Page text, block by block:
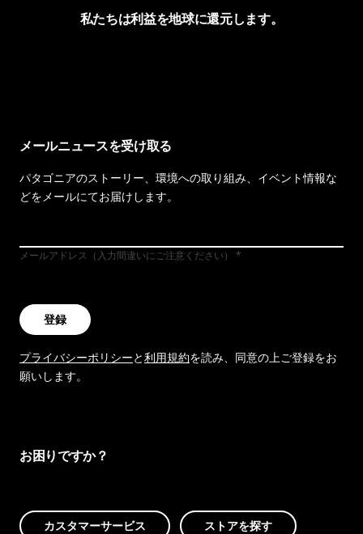
私たちは利益を地球に還元します。
メールニュースを受け取る
パタゴニアのストーリー、環境への取り組み、イベント情報な
どをメールにてお届けします。
メールアドレス（入力間違いにご注意ください）
登録
プライバシーポリシーと利用規約を読み、同意の上ご登録をお
願いします。
お困りですか？
カスタマーサービス ストアを探す